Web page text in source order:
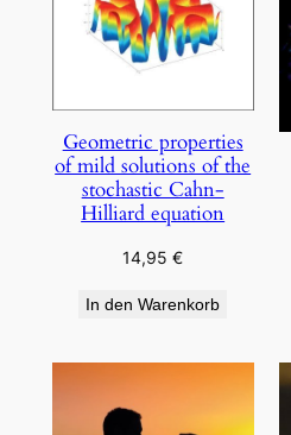
Geometric properties
of mild solutions of the
stochastic Cahn-
Hilliard equation
14,95€
In den Warenkorb